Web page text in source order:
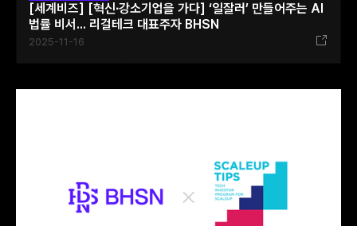
[세계비즈] [혁신∙강소기업을 가다] ‘일잘러’ 만들어주는 AI
법률 비서... 리걸테크 대표주자 BHSN
2025-11-16